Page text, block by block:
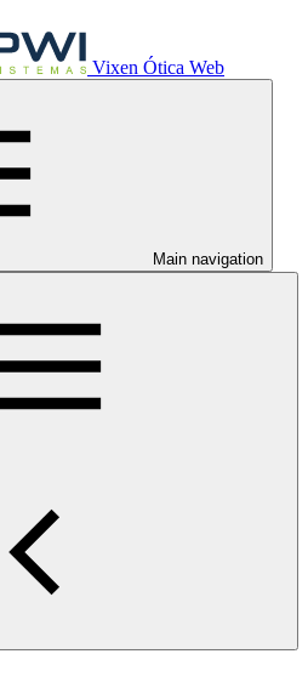
Vixen Ótica Web
Main navigation